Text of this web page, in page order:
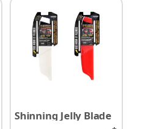
Shinning Jelly Blade